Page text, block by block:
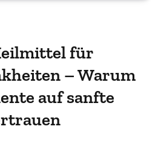
für
– Warum
auf sanfte